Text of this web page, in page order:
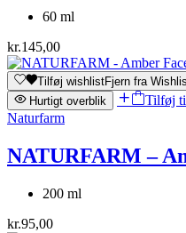
60 ml
kr.145,00
Tilføj wishlistFjern fra
Hurtigt overblik
Tilføj
Naturfarm
NATURFARM –
200 ml
kr.95,00